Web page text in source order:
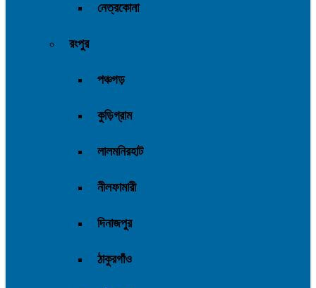
নেত্রকোনা
রংপুর
পঞ্চগড়
কুড়িগ্রাম
লালমনিরহাট
নীলফামারী
দিনাজপুর
ঠাকুরগাঁও